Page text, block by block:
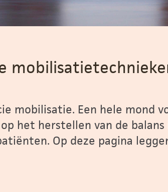
mobilisatie. Een hele mond
het herstellen van de
Op deze pagina